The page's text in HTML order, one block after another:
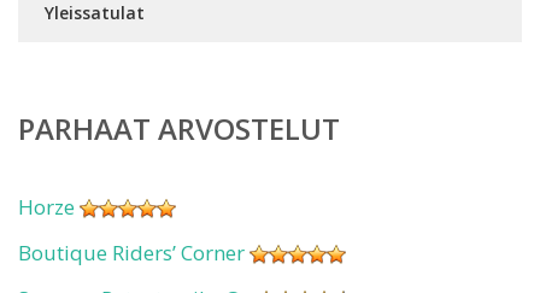
Yleissatulat
PARHAAT ARVOSTELUT
Horze
Boutique Riders’ Corner